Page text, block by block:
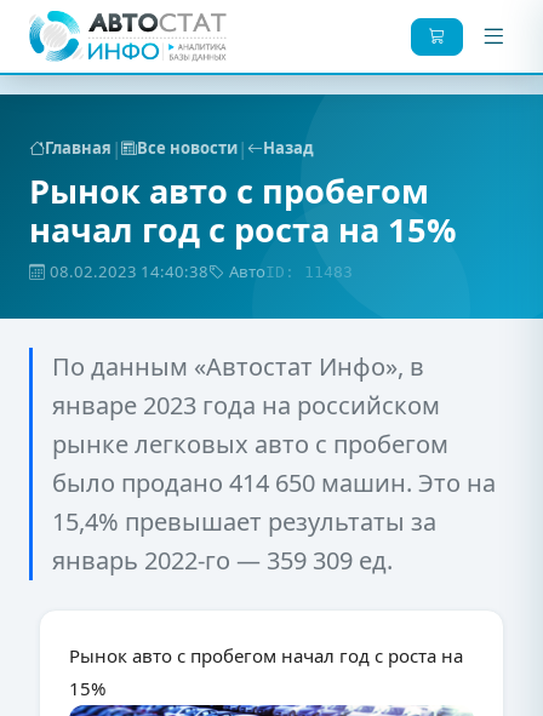
Главная | Все новости| Назад
Рынок авто с пробегом
начал год с роста на 15%
08.02.2023 14:40:38 АвтоID: 11483
По данным «Автостат Инфо», в
январе 2023 года на российском
рынке легковых авто с пробегом
было продано 414 650 машин. Это на
15,4% превышает результаты за
январь 2022-го — 359 309 ед.
Рынок авто с пробегом начал год с роста на
15%